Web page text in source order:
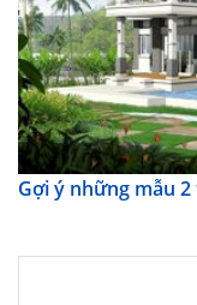
Gợi ý những mẫu